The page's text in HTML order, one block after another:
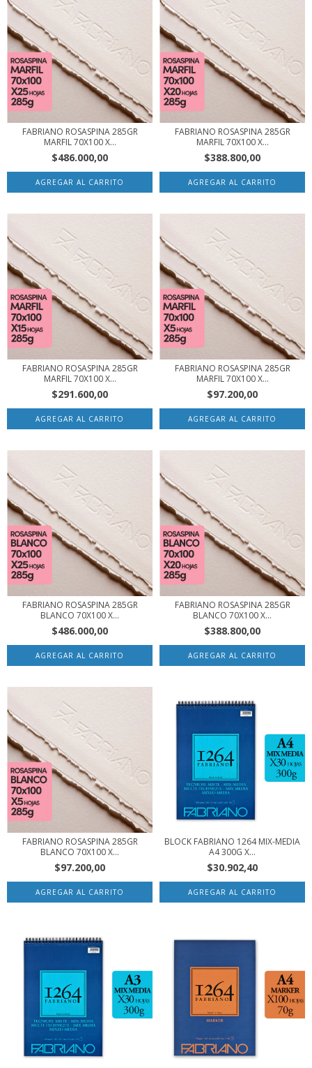
FABRIANO ROSASPINA 285GR
MARFIL 70X100 X...
$486.000,00
FABRIANO ROSASPINA 285GR
MARFIL 70X100 X...
$388.800,00
FABRIANO ROSASPINA 285GR
MARFIL 70X100 X...
$291.600,00
FABRIANO ROSASPINA 285GR
MARFIL 70X100 X...
$97.200,00
FABRIANO ROSASPINA 285GR
BLANCO 70X100 X...
$486.000,00
FABRIANO ROSASPINA 285GR
BLANCO 70X100 X...
$388.800,00
FABRIANO ROSASPINA 285GR
BLANCO 70X100 X...
$97.200,00
BLOCK FABRIANO 1264 MIX-MEDIA
A4 300G X...
$30.902,40